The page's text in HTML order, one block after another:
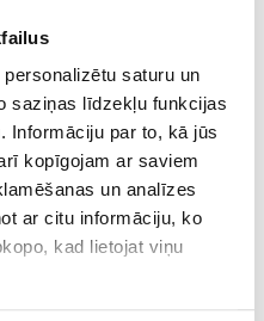
saturu un
saziņas līdzekļu funkcijas
Informāciju par to, kā jūs
kopīgojam ar saviem
un analīzes
ar citu informāciju, ko
kad lietojat viņu